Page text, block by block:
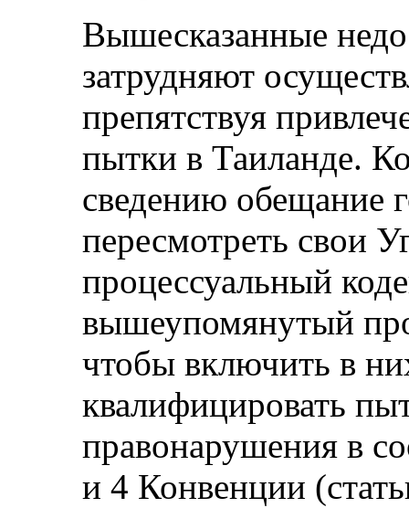
Вышесказанные
затрудняют
препятствуя
пытки в Таиланде.
сведению обещание
пересмотреть свои
процессуальный
вышеупомянутый
чтобы включить в
квалифицировать
правонарушения в
и 4 Конвенции